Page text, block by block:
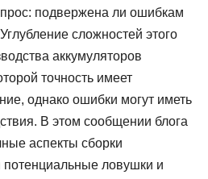
подвержена ли ошибкам
сложностей этого
аккумуляторов
точность имеет
однако ошибки могут иметь
В этом сообщении блога
аспекты сборки
потенциальные ловушки и